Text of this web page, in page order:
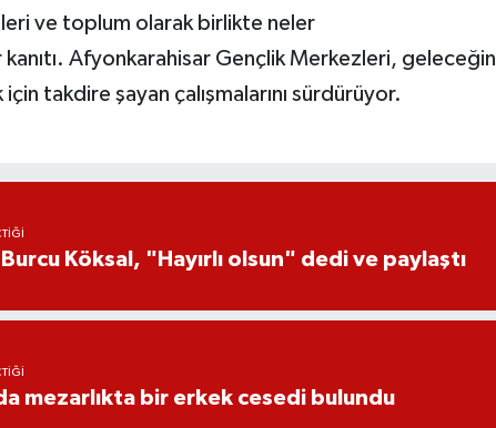
ve toplum olarak birlikte neler
Afyonkarahisar Gençlik Merkezleri, geleceğin
takdire şayan çalışmalarını sürdürüyor.
Burcu Köksal, "Hayırlı olsun" dedi ve paylaştı
mezarlıkta bir erkek cesedi bulundu